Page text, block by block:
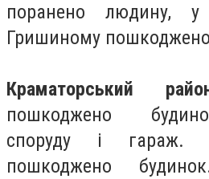
поранено людину, у
Гришиному
Краматорський
пошкоджено
споруду і гараж.
пошкоджено